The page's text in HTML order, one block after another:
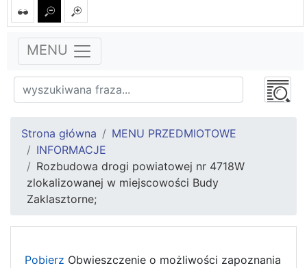
MENU
Strona główna
MENU PRZEDMIOTOWE
INFORMACJE
Rozbudowa drogi powiatowej nr 4718W
zlokalizowanej w miejscowości Budy
Zaklasztorne;
Pobierz Obwieszczenie o możliwości zapoznania